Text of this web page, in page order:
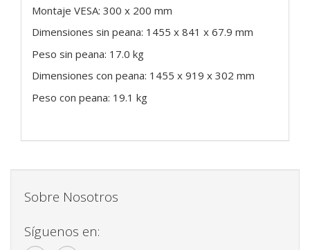
Montaje VESA: 300 x 200 mm
Dimensiones sin peana: 1455 x 841 x 67.9 mm
Peso sin peana: 17.0 kg
Dimensiones con peana: 1455 x 919 x 302 mm
Peso con peana: 19.1 kg
Sobre Nosotros
Síguenos en: